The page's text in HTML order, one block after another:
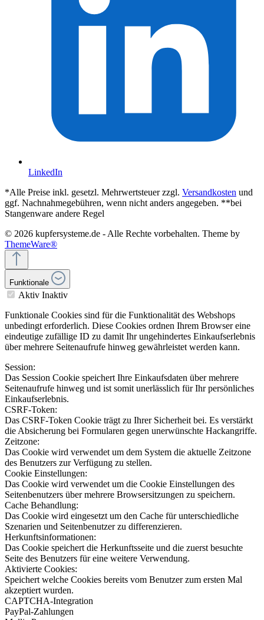
LinkedIn
*Alle Preise inkl. gesetzl. Mehrwertsteuer zzgl. Versandkosten und
ggf. Nachnahmegebühren, wenn nicht anders angegeben. **bei
Stangenware andere Regel
© 2026 kupfersysteme.de - Alle Rechte vorbehalten. Theme by
ThemeWare®
Funktionale
Aktiv Inaktiv
Funktionale Cookies sind für die Funktionalität des Webshops
unbedingt erforderlich. Diese Cookies ordnen Ihrem Browser eine
eindeutige zufällige ID zu damit Ihr ungehindertes Einkaufserlebnis
über mehrere Seitenaufrufe hinweg gewährleistet werden kann.
Session:
Das Session Cookie speichert Ihre Einkaufsdaten über mehrere
Seitenaufrufe hinweg und ist somit unerlässlich für Ihr persönliches
Einkaufserlebnis.
CSRF-Token:
Das CSRF-Token Cookie trägt zu Ihrer Sicherheit bei. Es verstärkt
die Absicherung bei Formularen gegen unerwünschte Hackangriffe.
Zeitzone:
Das Cookie wird verwendet um dem System die aktuelle Zeitzone
des Benutzers zur Verfügung zu stellen.
Cookie Einstellungen:
Das Cookie wird verwendet um die Cookie Einstellungen des
Seitenbenutzers über mehrere Browsersitzungen zu speichern.
Cache Behandlung:
Das Cookie wird eingesetzt um den Cache für unterschiedliche
Szenarien und Seitenbenutzer zu differenzieren.
Herkunftsinformationen:
Das Cookie speichert die Herkunftsseite und die zuerst besuchte
Seite des Benutzers für eine weitere Verwendung.
Aktivierte Cookies:
Speichert welche Cookies bereits vom Benutzer zum ersten Mal
akzeptiert wurden.
CAPTCHA-Integration
PayPal-Zahlungen